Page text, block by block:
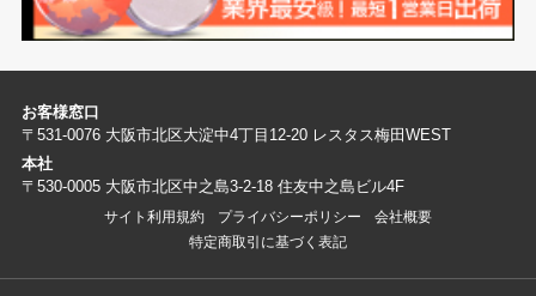
お客様窓口
〒531-0076 大阪市北区大淀中4丁目12-20 レスタス梅田WEST
本社
〒530-0005 大阪市北区中之島3-2-18 住友中之島ビル4F
サイト利用規約 プライバシーポリシー
会社概要
特定商取引に基づく表記